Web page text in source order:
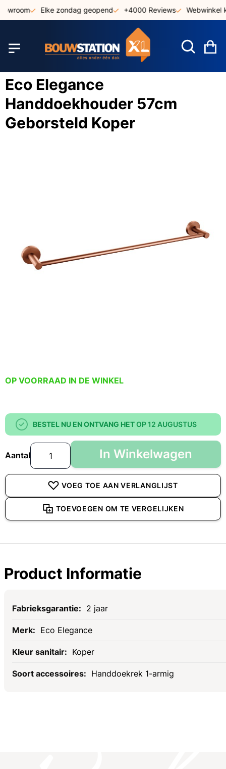
Elke zondag geopend +4000 Reviews Webwinkel
Eco Elegance
Handdoekhouder 57cm
Geborsteld Koper
OP VOORRAAD IN DE WINKEL
BESTEL NU EN ONTVANG HETOP 12 AUGUSTUS
Aantal In Winkelwagen
VOEG TOE AAN VERLANGLIJST
TOEVOEGEN OM TE VERGELIJKEN
Product Informatie
Specificaties
2 jaar
Eco Elegance
Koper
Handdoekrek 1-armig